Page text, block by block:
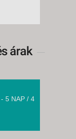
árak
5 NAP / 4